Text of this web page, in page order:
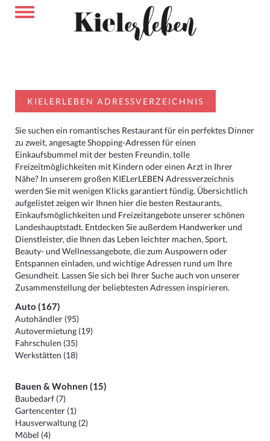
KIELERLEBEN ADRESSVERZEICHNIS
Sie suchen ein romantisches Restaurant für ein perfektes Dinner
zu zweit, angesagte Shopping-Adressen für einen
Einkaufsbummel mit der besten Freundin, tolle
Freizeitmöglichkeiten mit Kindern oder einen Arzt in Ihrer
Nähe? In unserem großen KIELerLEBEN Adressverzeichnis
werden Sie mit wenigen Klicks garantiert fündig. Übersichtlich
aufgelistet zeigen wir Ihnen hier die besten Restaurants,
Einkaufsmöglichkeiten und Freizeitangebote unserer schönen
Landeshauptstadt. Entdecken Sie außerdem Handwerker und
Dienstleister, die Ihnen das Leben leichter machen, Sport,
Beauty- und Wellnessangebote, die zum Auspowern oder
Entspannen einladen, und wichtige Adressen rund um Ihre
Gesundheit. Lassen Sie sich bei Ihrer Suche auch von unserer
Zusammenstellung der beliebtesten Adressen inspirieren.
Auto (167)
Autohändler (95)
Autovermietung (19)
Fahrschulen (35)
Werkstätten (18)
Bauen & Wohnen (15)
Baubedarf (7)
Gartencenter (1)
Hausverwaltung (2)
Möbel (4)